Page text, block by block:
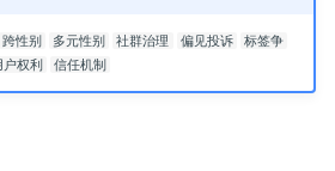
跨性别 多元性别 社群治理 偏见投诉
标签争
户权利 信任机制